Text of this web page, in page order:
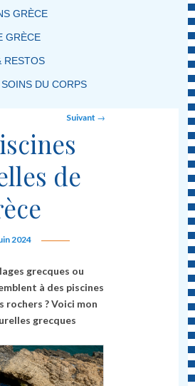
GRÈCE
GRÈCE
RESTOS
DU CORPS
Suivant →
de
2024
grecques ou
à des piscines
rochers ? Voici mon
grecques